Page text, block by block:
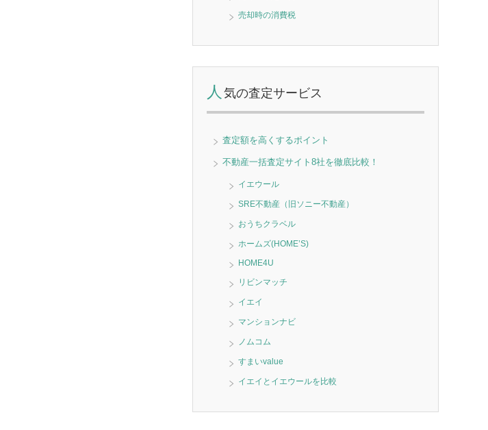
売却時の消費税
人 気の査定サービス
査定額を高くするポイント
不動産一括査定サイト8社を徹底比較！
イエウール
SRE不動産（旧ソニー不動産）
おうちクラベル
ホームズ(HOME’S)
HOME4U
リビンマッチ
イエイ
マンションナビ
ノムコム
すまいvalue
イエイとイエウールを比較